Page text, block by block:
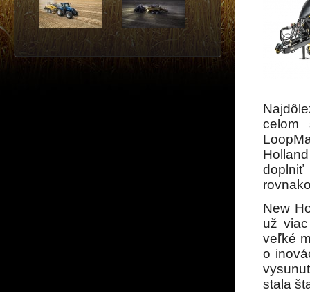
celom
New
už
veľké
o
stala